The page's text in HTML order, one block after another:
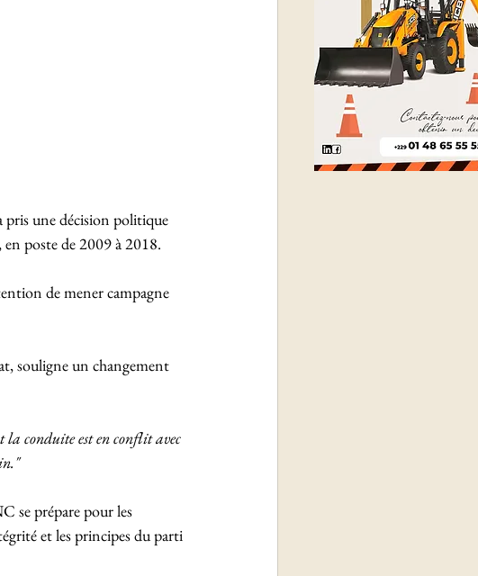
une décision politique
poste de 2009 à 2018.
de mener campagne
souligne un changement
la conduite est en conflit avec
se prépare pour les
et les principes du parti